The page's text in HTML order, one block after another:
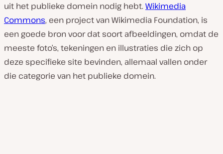
uit het publieke domein nodig hebt. Wikimedia
Commons, een project van Wikimedia Foundation, is
een goede bron voor dat soort afbeeldingen, omdat de
meeste foto’s, tekeningen en illustraties die zich op
deze specifieke site bevinden, allemaal vallen onder
die categorie van het publieke domein.